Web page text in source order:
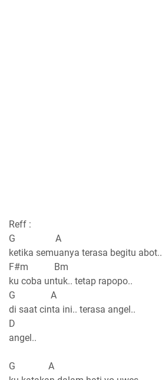
Reff :
G A
ketika semuanya terasa begitu abot..
F#m Bm
ku coba untuk.. tetap rapopo..
G A
di saat cinta ini.. terasa angel..
D
angel..
G A